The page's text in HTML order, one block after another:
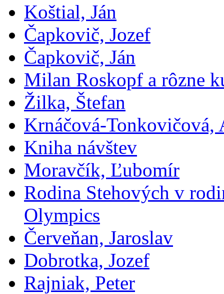
Koštial, Ján
Čapkovič, Jozef
Čapkovič, Ján
Milan Roskopf a rôzne
Žilka, Štefan
Krnáčová-Tonkovičová,
Kniha návštev
Moravčík, Ľubomír
Rodina Stehových v
Olympics
Červeňan, Jaroslav
Dobrotka, Jozef
Rajniak, Peter